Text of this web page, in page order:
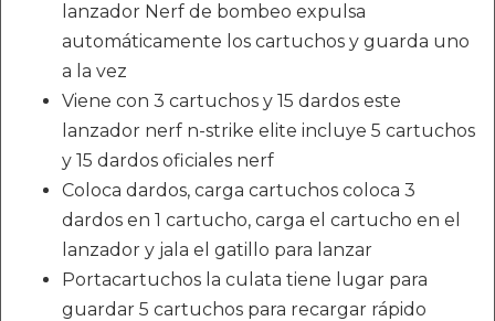
lanzador Nerf de bombeo expulsa
automáticamente los cartuchos y guarda uno
a la vez
Viene con 3 cartuchos y 15 dardos este
lanzador nerf n-strike elite incluye 5 cartuchos
y 15 dardos oficiales nerf
Coloca dardos, carga cartuchos coloca 3
dardos en 1 cartucho, carga el cartucho en el
lanzador y jala el gatillo para lanzar
Portacartuchos la culata tiene lugar para
guardar 5 cartuchos para recargar rápido